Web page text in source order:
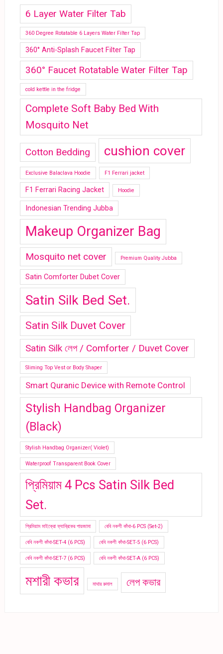
6 Layer Water Filter Tab
360 Degree Rotatable 6 Layers Water Filter Tap
360° Anti-Splash Faucet Filter Tap
360° Faucet Rotatable Water Filter Tap
cold kettle in the fridge
Complete Soft Baby Bed With
Mosquito Net
Cotton Bedding cushion cover
Exclusive Balaclava Hoodie F1 Ferrari jacket
F1 Ferrari Racing Jacket Hoodie
Indonesian Trending Jubba
Makeup Organizer Bag
Mosquito net cover Premium Quality Jubba
Satin Comforter Dubet Cover
Satin Silk Bed Set.
Satin Silk Duvet Cover
Satin Silk লেপ / Comforter / Duvet Cover
Sliming Top Vest or Body Shaper
Smart Quranic Device with Remote Control
Stylish Handbag Organizer
(Black)
Stylish Handbag Organizer( Violet)
Waterproof Transparent Book Cover
প্রিমিয়াম 4 Pcs Satin Silk Bed
Set.
প্রিমিয়াম মাইক্রো ফ্যাব্রিকের পায়জামা বেবি নকশী কাঁথা-6 PCS (Set-2)
বেবি নকশী কাঁথা-SET-4 (6 PCS) বেবি নকশী কাঁথা-SET-5 (6 PCS)
বেবি নকশী কাঁথা-SET-7 (6 PCS) বেবি নকশী কাঁথা-SET-A (6 PCS)
মশারী কভার মাথার রুমাল লেপ কভার